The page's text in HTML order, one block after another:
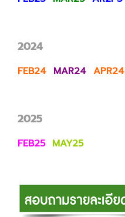
2024
FEB24 MAR24 APR24
2025
FEB25 MAY25